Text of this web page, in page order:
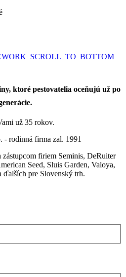
ktoré pestovatelia oceňujú už po
už 35 rokov.
- rodinná firma zal. 1991
zástupcom firiem Seminis, DeRuiter
Seed, Sluis Garden, Valoya,
ďalších pre Slovenský trh.